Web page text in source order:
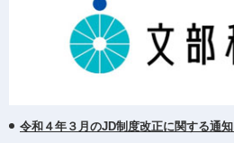
令和４年３月のJD制度改正に関する通知